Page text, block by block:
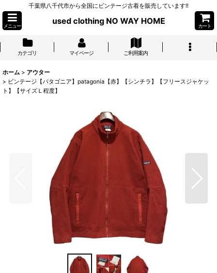
千葉県八千代市から全国にビンテージ古着を販売しています!!
メニュー
used clothing NO WAY HOME
カート
カテゴリ マイページ ご利用案内
ホーム > アウター
> ビンテージ【パタゴニア】patagonia【赤】【シンチラ】【フリースジャケッ
ト】【サイズＬ程度】